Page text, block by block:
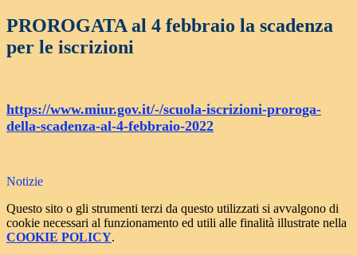
PROROGATA al 4 febbraio la scadenza
per le iscrizioni
https://www.miur.gov.it/-/scuola-iscrizioni-proroga-
della-scadenza-al-4-febbraio-2022
Notizie
Questo sito o gli strumenti terzi da questo utilizzati si avvalgono di
cookie necessari al funzionamento ed utili alle finalità illustrate nella
COOKIE POLICY.